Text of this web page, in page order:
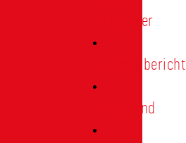
Förderer
Jahresbericht
Vorstand